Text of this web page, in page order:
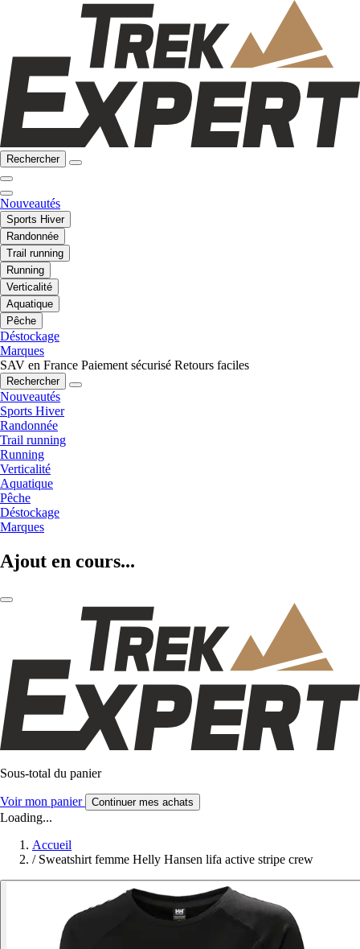
Rechercher
Nouveautés
Sports Hiver
Randonnée
Trail running
Running
Verticalité
Aquatique
Pêche
Déstockage
Marques
SAV en France Paiement sécurisé Retours faciles
Rechercher
Nouveautés
Sports Hiver
Randonnée
Trail running
Running
Verticalité
Aquatique
Pêche
Déstockage
Marques
Ajout en cours...
Sous-total du panier
Voir mon panier Continuer mes achats
Loading...
Accueil
/ Sweatshirt femme Helly Hansen lifa active stripe crew